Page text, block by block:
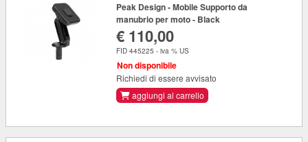
Peak Design - Mobile Supporto da
manubrio per moto - Black
€ 110,00
FID 445225 - iva % US
Non disponibile
Richiedi di essere avvisato
aggiungi al carrello